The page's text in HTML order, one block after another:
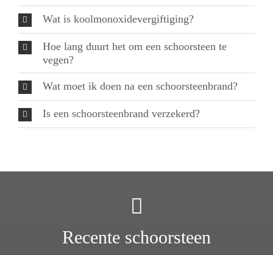
Wat is koolmonoxidevergiftiging?
Hoe lang duurt het om een schoorsteen te
vegen?
Wat moet ik doen na een schoorsteenbrand?
Is een schoorsteenbrand verzekerd?
Recente schoorsteen